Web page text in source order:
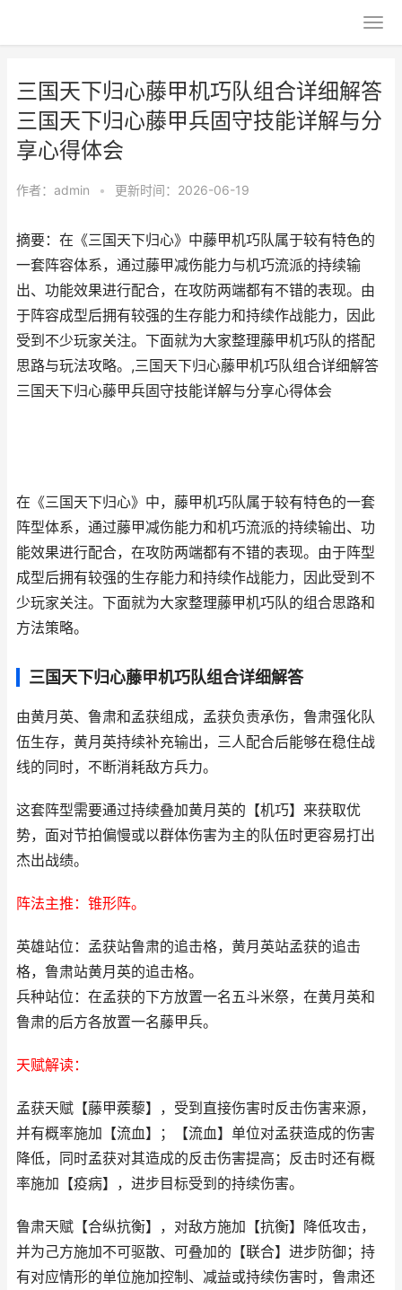
三国天下归心藤甲机巧队组合详细解答
三国天下归心藤甲兵固守技能详解与分
享心得体会
作者： admin • 更新时间：2026-06-19
摘要：在《三国天下归心》中藤甲机巧队属于较有特色的
一套阵容体系，通过藤甲减伤能力与机巧流派的持续输
出、功能效果进行配合，在攻防两端都有不错的表现。由
于阵容成型后拥有较强的生存能力和持续作战能力，因此
受到不少玩家关注。下面就为大家整理藤甲机巧队的搭配
思路与玩法攻略。,三国天下归心藤甲机巧队组合详细解答
三国天下归心藤甲兵固守技能详解与分享心得体会
在《三国天下归心》中，藤甲机巧队属于较有特色的一套
阵型体系，通过藤甲减伤能力和机巧流派的持续输出、功
能效果进行配合，在攻防两端都有不错的表现。由于阵型
成型后拥有较强的生存能力和持续作战能力，因此受到不
少玩家关注。下面就为大家整理藤甲机巧队的组合思路和
方法策略。
三国天下归心藤甲机巧队组合详细解答
由黄月英、鲁肃和孟获组成，孟获负责承伤，鲁肃强化队
伍生存，黄月英持续补充输出，三人配合后能够在稳住战
线的同时，不断消耗敌方兵力。
这套阵型需要通过持续叠加黄月英的【机巧】来获取优
势，面对节拍偏慢或以群体伤害为主的队伍时更容易打出
杰出战绩。
阵法主推：锥形阵。
英雄站位：孟获站鲁肃的追击格，黄月英站孟获的追击
格，鲁肃站黄月英的追击格。
兵种站位：在孟获的下方放置一名五斗米祭，在黄月英和
鲁肃的后方各放置一名藤甲兵。
天赋解读：
孟获天赋【藤甲蒺藜】，受到直接伤害时反击伤害来源，
并有概率施加【流血】；【流血】单位对孟获造成的伤害
降低，同时孟获对其造成的反击伤害提高；反击时还有概
率施加【疫病】，进步目标受到的持续伤害。
鲁肃天赋【合纵抗衡】，对敌方施加【抗衡】降低攻击，
并为己方施加不可驱散、可叠加的【联合】进步防御；持
有对应情形的单位施加控制、减益或持续伤害时，鲁肃还